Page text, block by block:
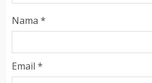
Nama *
Email *